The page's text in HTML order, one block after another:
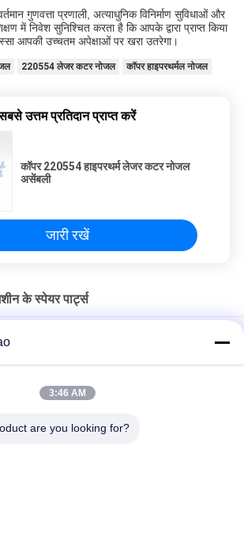
गुणवत्ता प्रणाली, अत्याधुनिक विनिर्माण सुविधाओं और
में निवेश सुनिश्चित करता है कि आपके द्वारा प्राप्त किया
आपकी उच्चतम अपेक्षाओं पर खरा उतरेगा।
220554 लेजर कटर नोजल कॉपर हाइपरथर्मल नोजल
उत्तम प्रतिदान प्राप्त करें
कॉपर 220554 हाइपरथर्म लेजर कटर नोजल
असेंबली
जारी रखें
के स्पेयर पार्ट्स
कटिंग टॉर्च
ठंडा और हाइपरथर्म 028872 प्लाज्मा काटने वाली ठंडा
3:46 AM
are you looking for?